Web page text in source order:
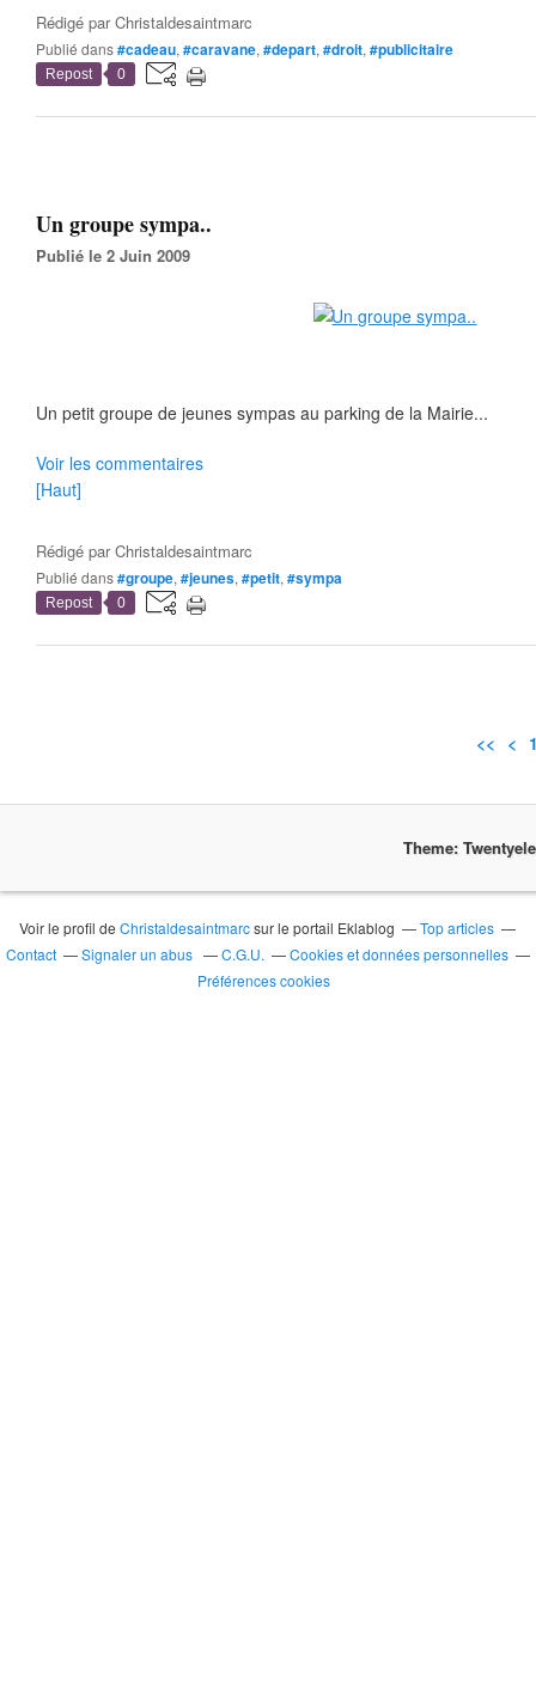
Rédigé parChristaldesaintmarc
Publié dans#cadeau, #caravane, #depart, #droit, #publicitaire
Repost 0
Un groupe sympa..
Publié le 2 Juin 2009
Un petit groupe de jeunes sympas au parking de la Mairie...
Voir les commentaires
[Haut]
Rédigé parChristaldesaintmarc
Publié dans#groupe, #jeunes, #petit, #sympa
Repost 0
<< <
Theme:
Voir le profil deChristaldesaintmarcsur le portail Eklablog
Top articles
Contact
Signaler un abus C.G.U.
Cookies et données personnelles
Préférences cookies